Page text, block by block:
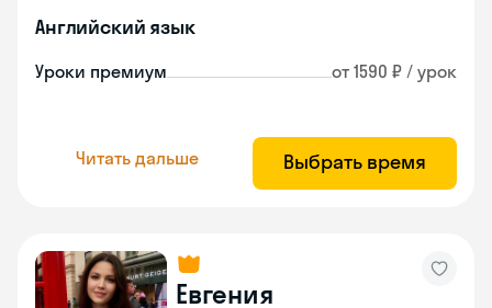
Английский язык
Уроки премиум от 1590 ₽ / урок
Читать дальше Выбрать время
Евгения